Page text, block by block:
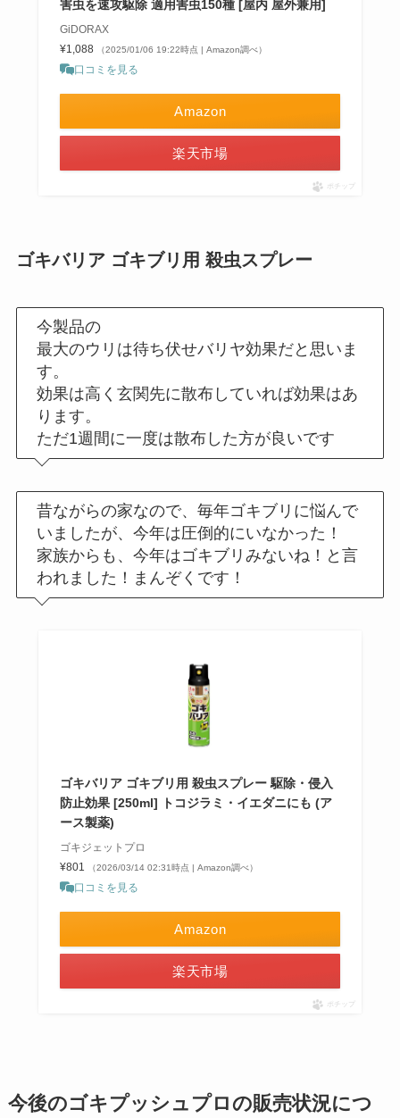
害虫を速攻駆除 適用害虫150種 [屋内 屋外兼用]
GiDORAX
¥1,088
（2025/01/06 19:22時点 | Amazon調べ）
口コミを見る
Amazon
楽天市場
ポチップ
ゴキバリア ゴキブリ用 殺虫スプレー
今製品の
最大のウリは待ち伏せバリヤ効果だと思いま
す。
効果は高く玄関先に散布していれば効果はあ
ります。
ただ1週間に一度は散布した方が良いです
昔ながらの家なので、毎年ゴキブリに悩んで
いましたが、今年は圧倒的にいなかった！
家族からも、今年はゴキブリみないね！と言
われました！まんぞくです！
ゴキバリア ゴキブリ用 殺虫スプレー 駆除・侵入
防止効果 [250ml] トコジラミ・イエダニにも (ア
ース製薬)
ゴキジェットプロ
¥801
（2026/03/14 02:31時点 | Amazon調べ）
口コミを見る
Amazon
楽天市場
ポチップ
今後のゴキプッシュプロの販売状況につ